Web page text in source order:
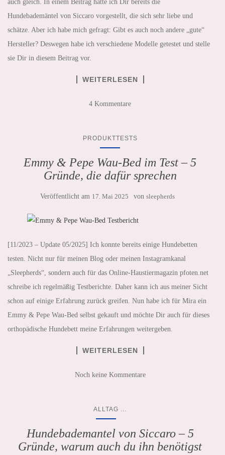
auch gleich. In einem Beitrag hatte ich Dir bereits die
Hundebademäntel von Siccaro vorgestellt, die sich sehr liebe und
schätze. Aber ich habe mich gefragt: Gibt es auch noch andere „gute“
Hersteller? Deswegen habe ich verschiedene Modelle getestet und stelle
sie Dir in diesem Beitrag vor.
WEITERLESEN
4 Kommentare
PRODUKTTESTS
Emmy & Pepe Wau-Bed im Test – 5
Gründe, die dafür sprechen
Veröffentlicht am 17. Mai 2025 von sleepherds
[11/2023 – Update 05/2025] Ich konnte bereits einige Hundebetten
testen. Nicht nur für meinen Blog oder meinen Instagramkanal
„Sleepherds“, sondern auch für das Online-Haustiermagazin pfoten.net
schreibe ich regelmäßig Testberichte. Daher kann ich aus meiner Sicht
schon auf einige Erfahrung zurück greifen. Nun habe ich für Mira ein
Emmy & Pepe Wau-Bed selbst gekauft und möchte Dir auch für dieses
orthopädische Hundebett meine Erfahrungen weitergeben.
WEITERLESEN
Noch keine Kommentare
ALLTAG ...
Hundebademantel von Siccaro – 5
Gründe, warum auch du ihn benötigst